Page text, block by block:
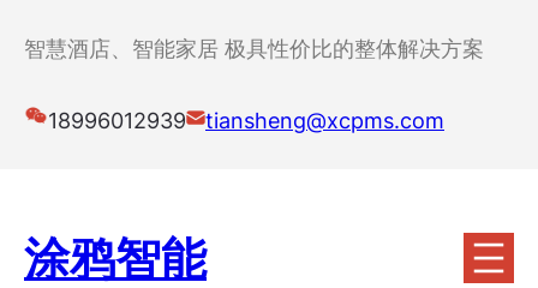
智慧酒店、智能家居 极具性价比的整体解决方案
18996012939 tiansheng@xcpms.com
涂鸦智能